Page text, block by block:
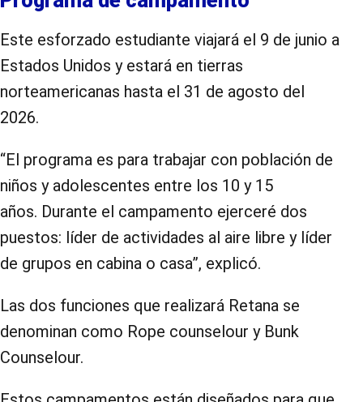
Este esforzado estudiante viajará el 9 de junio a
Estados Unidos y estará en tierras
norteamericanas hasta el 31 de agosto del
2026.
“El programa es para trabajar con población de
niños y adolescentes entre los 10 y 15
años. Durante el campamento ejerceré dos
puestos: líder de actividades al aire libre y líder
de grupos en cabina o casa”, explicó.
Las dos funciones que realizará Retana se
denominan como Rope counselour y Bunk
Counselour.